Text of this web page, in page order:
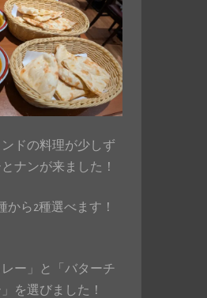
ドの料理が少しず
ナンが来ました！
から2種選べます！
レー」と「バターチ
を選びました！